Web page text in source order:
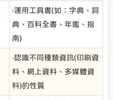
‧運用工具書(如：字典、詞
典、百科全書、年鑑、指
南)
‧認識不同種類資訊(印刷資
料、網上資料、多媒體資
料)的性質